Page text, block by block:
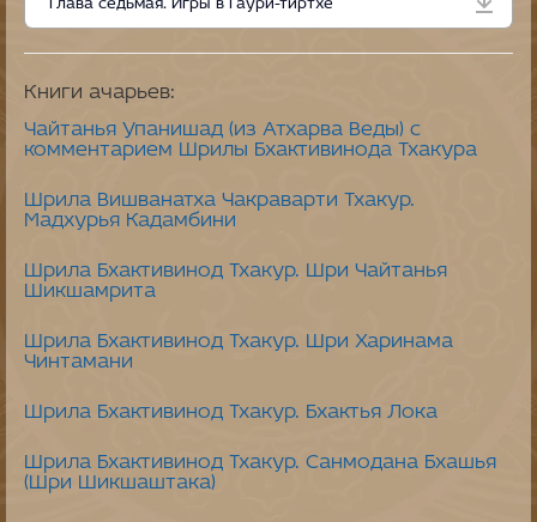
Глава седьмая. Игры в Гаури-тиртхе
Книги ачарьев:
Чайтанья Упанишад (из Атхарва Веды) с
комментарием Шрилы Бхактивинода Тхакура
Шрила Вишванатха Чакраварти Тхакур.
Мадхурья Кадамбини
Шрила Бхактивинод Тхакур. Шри Чайтанья
Шикшамрита
Шрила Бхактивинод Тхакур. Шри Харинама
Чинтамани
Шрила Бхактивинод Тхакур. Бхактья Лока
Шрила Бхактивинод Тхакур. Санмодана Бхашья
(Шри Шикшаштака)